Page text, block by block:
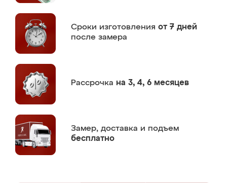
Сроки изготовления от 7 дней
после замера
Рассрочка на 3, 4, 6 месяцев
Замер, доставка и подъем
бесплатно